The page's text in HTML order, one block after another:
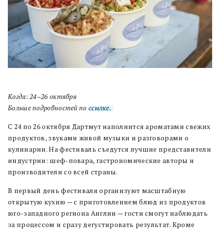
Когда: 24–26 октября
Больше подробностей по ссылке.
С 24 по 26 октября Дартмут наполнится ароматами свежих
продуктов, звуками живой музыки и разговорами о
кулинарии. На фестиваль съедутся лучшие представители
индустрии: шеф-повара, гастрономические авторы и
производители со всей страны.
В первый день фестиваля организуют масштабную
открытую кухню — с приготовлением блюд из продуктов
юго-западного региона Англии — гости смогут наблюдать
за процессом и сразу дегустировать результат. Кроме